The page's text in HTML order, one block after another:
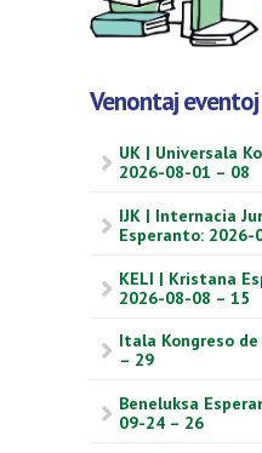
Venontaj eventoj
UK | Universala
2026-08-01 – 08
IJK | Internacia
Esperanto: 2026-
KELI | Kristana
2026-08-08 – 15
Itala Kongreso
– 29
Beneluksa
09-24 – 26